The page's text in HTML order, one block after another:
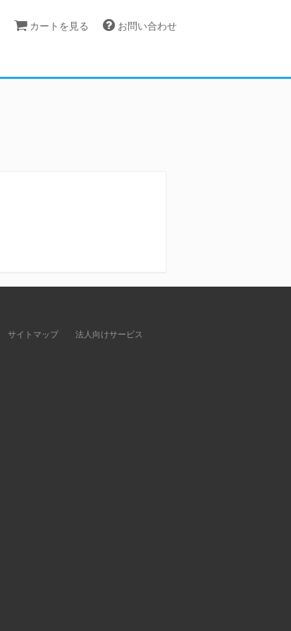
カートを見る お問い合わせ
サイトマップ 法人向けサービス